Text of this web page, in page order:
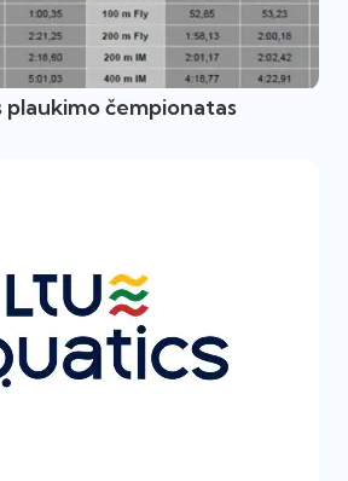
plaukimo čempionatas